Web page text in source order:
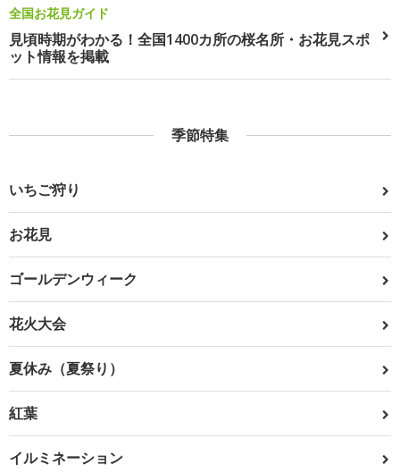
全国お花見ガイド
見頃時期がわかる！全国1400カ所の桜名所・お花見スポ
ット情報を掲載
季節特集
いちご狩り
お花見
ゴールデンウィーク
花火大会
夏休み（夏祭り）
紅葉
イルミネーション